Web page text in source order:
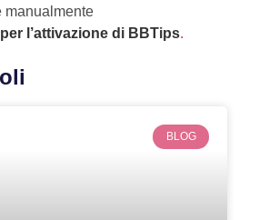
manualmente
l’attivazione di BBTips.
BLOG